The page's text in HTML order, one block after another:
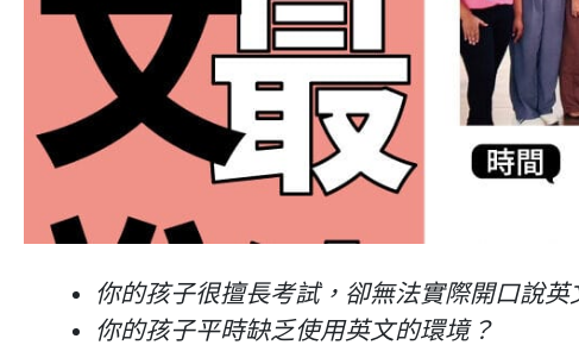
你的孩子很擅長考試，卻無法實際開口說英
你的孩子平時缺乏使用英文的環境？